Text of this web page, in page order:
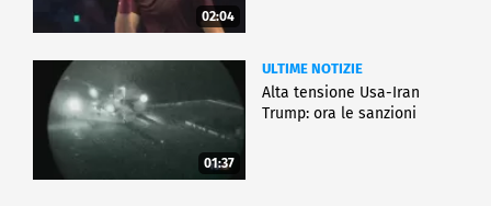
02:04
01:37
ULTIME NOTIZIE
Alta tensione Usa-Iran
Trump: ora le sanzioni